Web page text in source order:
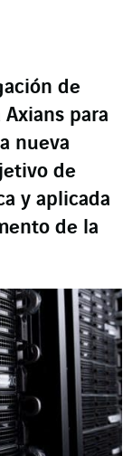
en
de
para
nueva
de
y aplicada
de la